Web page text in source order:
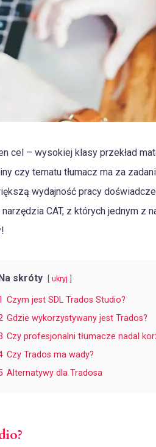
cel – wysokiej klasy przekład
czy tematu tłumacz ma za
wydajność pracy
CAT, z których jednym z
Na skróty ukryj
Czym jest SDL Trados Studio?
Gdzie wykorzystywany jest Trados?
Czy profesjonalni tłumacze nadal
Czy Trados ma wady?
Alternatywy dla Tradosa